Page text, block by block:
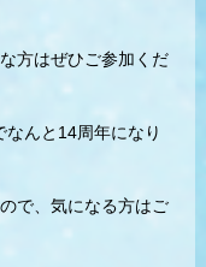
方はぜひご参加くだ
なんと14周年になり
で、気になる方はご